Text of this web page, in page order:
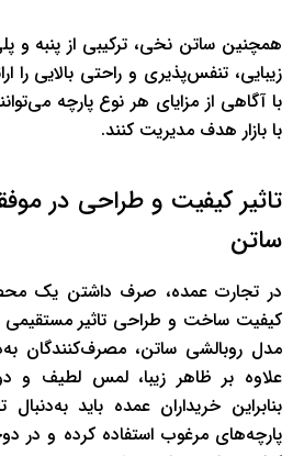
همچنین ساتن نخی، ترکیبی از پنبه
زیبایی، تنفس‌پذیری و راحتی بالایی را
با آگاهی از مزایای هر نوع پارچه
با بازار هدف مدیریت کنند.
تاثیر کیفیت و طراحی در
ساتن
در تجارت عمده، صرف داشتن یک
کیفیت ساخت و طراحی تاثیر
مدل روبالشی ساتن، مصرف‌کنندگان
علاوه بر ظاهر زیبا، لمس لطیف و
بنابراین خریداران عمده باید به‌دنبال
پارچه‌های مرغوب استفاده کرده و در